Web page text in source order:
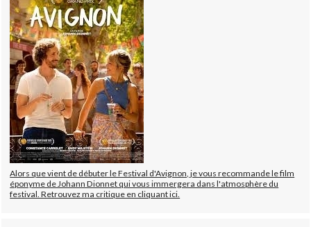
Alors que vient de débuter le Festival d'Avignon, je vous recommande le film
éponyme de Johann Dionnet qui vous immergera dans l'atmosphère du
festival. Retrouvez ma critique en cliquant ici.